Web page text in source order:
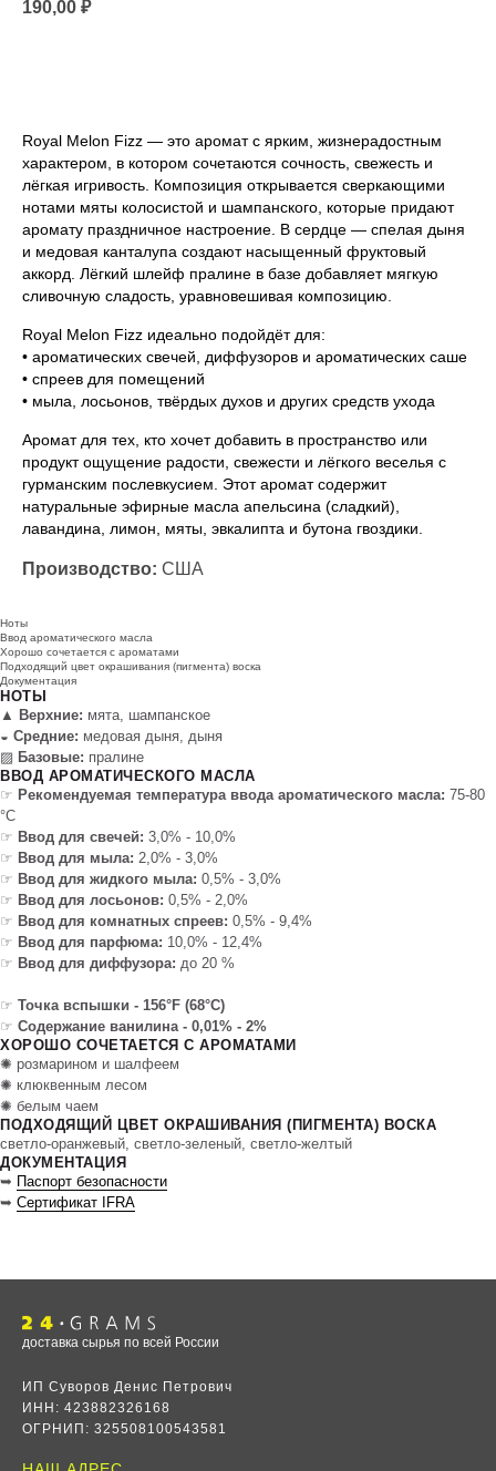
190,00 ₽
Royal Melon Fizz — это аромат с ярким, жизнерадостным
характером, в котором сочетаются сочность, свежесть и
лёгкая игривость. Композиция открывается сверкающими
нотами мяты колосистой и шампанского, которые придают
аромату праздничное настроение. В сердце — спелая дыня
и медовая канталупа создают насыщенный фруктовый
аккорд. Лёгкий шлейф пралине в базе добавляет мягкую
сливочную сладость, уравновешивая композицию.
Royal Melon Fizz идеально подойдёт для:
• ароматических свечей, диффузоров и ароматических саше
• спреев для помещений
• мыла, лосьонов, твёрдых духов и других средств ухода
Аромат для тех, кто хочет добавить в пространство или
продукт ощущение радости, свежести и лёгкого веселья с
гурманским послевкусием. Этот аромат содержит
натуральные эфирные масла апельсина (сладкий),
лавандина, лимон, мяты, эвкалипта и бутона гвоздики.
Производство: США
Ноты
Ввод ароматического масла
Хорошо сочетается с ароматами
Подходящий цвет окрашивания (пигмента) воска
Документация
НОТЫ
▲ Верхние: мята, шампанское
◒ Средние: медовая дыня, дыня
▨ Базовые: пралине
ВВОД АРОМАТИЧЕСКОГО МАСЛА
☞ Рекомендуемая температура ввода ароматического масла: 75-80
°C
☞ Ввод для свечей: 3,0% - 10,0%
☞ Ввод для мыла: 2,0% - 3,0%
☞ Ввод для жидкого мыла: 0,5% - 3,0%
☞ Ввод для лосьонов: 0,5% - 2,0%
☞ Ввод для комнатных спреев: 0,5% - 9,4%
☞ Ввод для парфюма: 10,0% - 12,4%
☞ Ввод для диффузора: до 20 %
☞ Точка вспышки - 156°F (68°C)
☞ Содержание ванилина - 0,01% - 2%
ХОРОШО СОЧЕТАЕТСЯ С АРОМАТАМИ
✺ розмарином и шалфеем
✺ клюквенным лесом
✺ белым чаем
ПОДХОДЯЩИЙ ЦВЕТ ОКРАШИВАНИЯ (ПИГМЕНТА) ВОСКА
светло-оранжевый, светло-зеленый, светло-желтый
ДОКУМЕНТАЦИЯ
➥ Паспорт безопасности
➥ Сертификат IFRA
доставка сырья по всей России
ИП Суворов Денис Петрович
ИНН: 423882326168
ОГРНИП: 325508100543581